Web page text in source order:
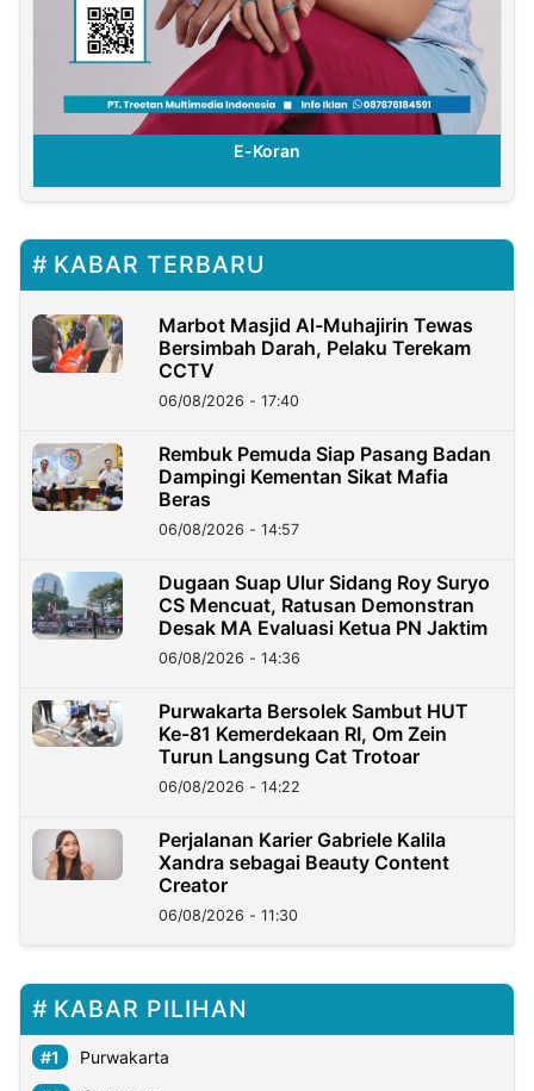
E-Koran
KABAR TERBARU
Marbot Masjid Al-Muhajirin Tewas
Bersimbah Darah, Pelaku Terekam
CCTV
06/08/2026 - 17:40
Rembuk Pemuda Siap Pasang Badan
Dampingi Kementan Sikat Mafia
Beras
06/08/2026 - 14:57
Dugaan Suap Ulur Sidang Roy Suryo
CS Mencuat, Ratusan Demonstran
Desak MA Evaluasi Ketua PN Jaktim
06/08/2026 - 14:36
Purwakarta Bersolek Sambut HUT
Ke-81 Kemerdekaan RI, Om Zein
Turun Langsung Cat Trotoar
06/08/2026 - 14:22
Perjalanan Karier Gabriele Kalila
Xandra sebagai Beauty Content
Creator
06/08/2026 - 11:30
KABAR PILIHAN
Purwakarta